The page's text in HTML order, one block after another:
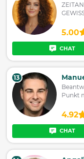
5.00
CHAT
13
Punkt
4.92
CHAT